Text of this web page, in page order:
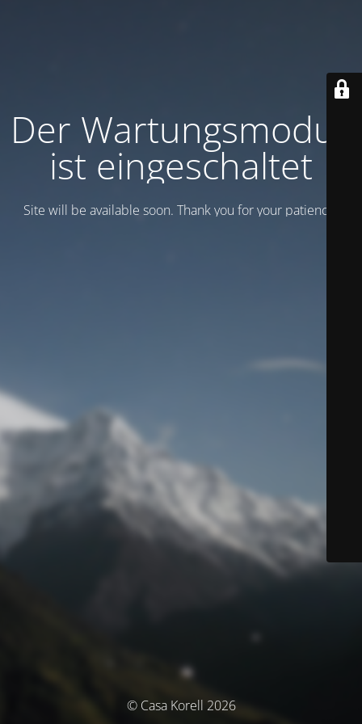
Der Wartungsmodus
ist eingeschaltet
Site will be available soon. Thank you for your patience!
© Casa Korell 2026